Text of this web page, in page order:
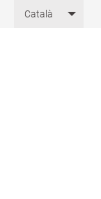
Català List